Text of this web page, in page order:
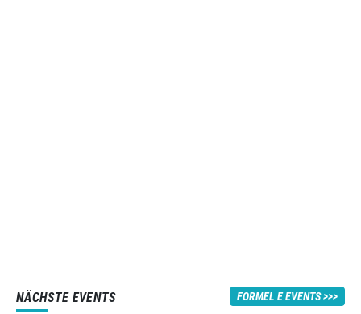
NÄCHSTE EVENTS FORMEL E EVENTS